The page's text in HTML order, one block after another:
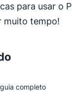
para usar o
muito tempo!
completo